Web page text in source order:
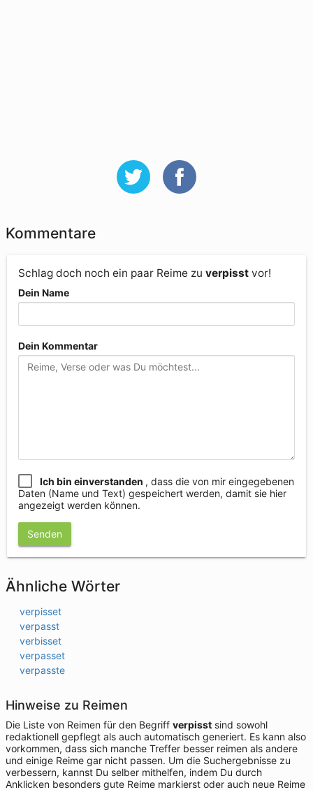
Kommentare
Schlag doch noch ein paar Reime zu verpisst vor!
Dein Name
Dein Kommentar
Ich bin einverstanden , dass die von mir eingegebenen
Daten (Name und Text) gespeichert werden, damit sie hier
angezeigt werden können.
Senden
Ähnliche Wörter
verpisset
verpasst
verbisset
verpasset
verpasste
Hinweise zu Reimen
Die Liste von Reimen für den Begriff verpisst sind sowohl
redaktionell gepflegt als auch automatisch generiert. Es kann also
vorkommen, dass sich manche Treffer besser reimen als andere
und einige Reime gar nicht passen. Um die Suchergebnisse zu
verbessern, kannst Du selber mithelfen, indem Du durch
Anklicken besonders gute Reime markierst oder auch neue Reime